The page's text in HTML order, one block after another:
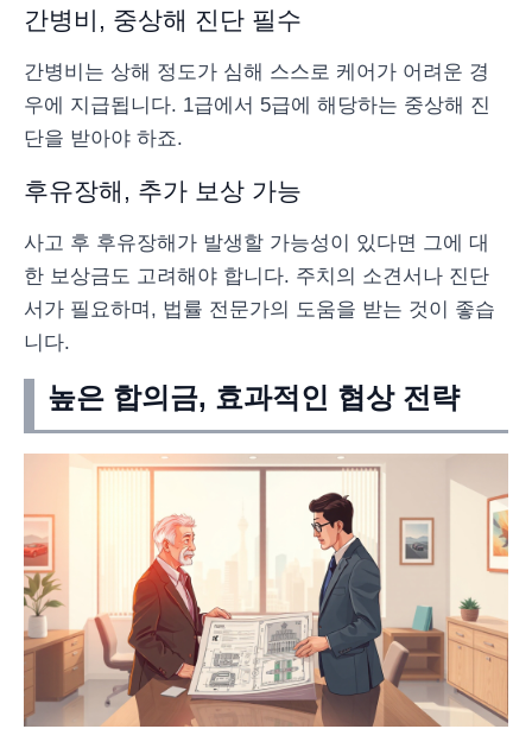
간병비, 중상해 진단 필수
간병비는 상해 정도가 심해 스스로 케어가 어려운 경
우에 지급됩니다. 1급에서 5급에 해당하는 중상해 진
단을 받아야 하죠.
후유장해, 추가 보상 가능
사고 후 후유장해가 발생할 가능성이 있다면 그에 대
한 보상금도 고려해야 합니다. 주치의 소견서나 진단
서가 필요하며, 법률 전문가의 도움을 받는 것이 좋습
니다.
높은 합의금, 효과적인 협상 전략